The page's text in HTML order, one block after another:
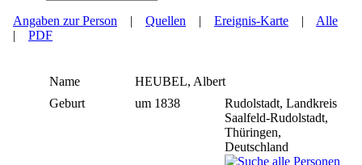
Angaben zur Person | Quellen | Ereignis-Karte | Alle
| PDF
Name HEUBEL, Albert
Geburt
um 1838
Rudolstadt, Landkreis
Saalfeld-Rudolstadt,
Thüringen,
Deutschland